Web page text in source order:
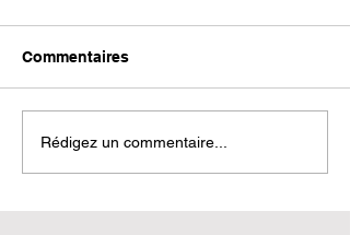
Commentaires
Rédigez un commentaire...